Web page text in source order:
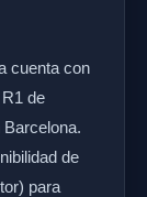
cuenta con
de
de
para